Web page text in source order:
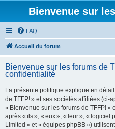
Bienvenue sur
FAQ
Accueil du forum
Bienvenue sur les forums de
confidentialité
La présente politique explique en
de TFFP! » et ses sociétés affiliées (ci-
« Bienvenue sur les forums de TFFP! »
après « ils », « eux », « leur », « logiciel
Limited » et « équipes phpBB »)